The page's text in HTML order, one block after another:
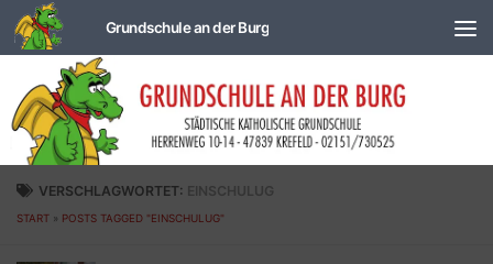
Zum Inhalt springen
VERSCHLAGWORTET: EINSCHULUG
START » POSTS TAGGED "EINSCHULUG"